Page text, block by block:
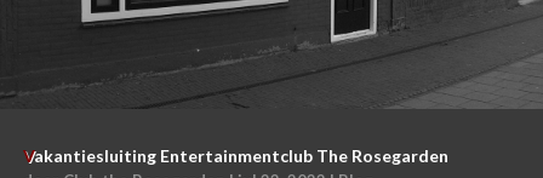
Vakantiesluiting Entertainmentclub The Rosegarden